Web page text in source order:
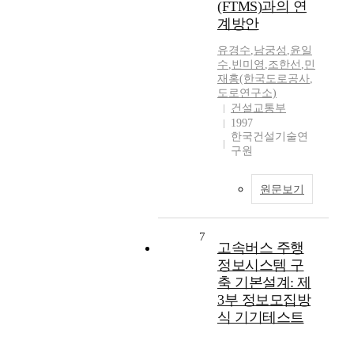
(FTMS)과의 연
계방안
유경수,남궁성 ,윤일
수,빈미영 ,조한선 ,민
재홍(한국도로공사,
도로연구소)
건설교통부
1997
한국건설기술연
구원
원문보기
7
고속버스 주행
정보시스템 구
축 기본설계: 제
3부 정보모집방
식 기기테스트